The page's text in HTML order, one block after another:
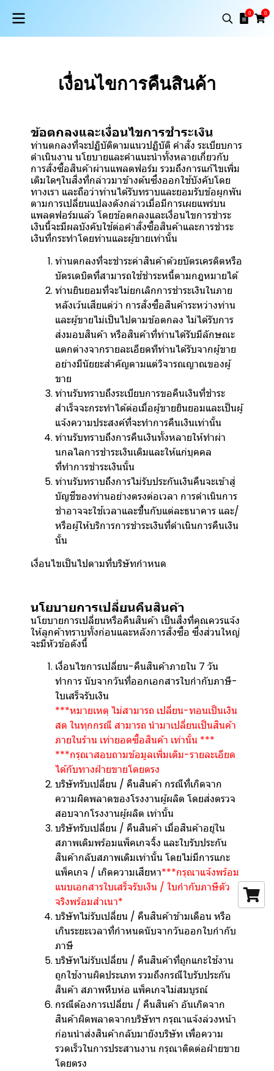
0 0
เงื่อนไขการคืนสินค้า
ข้อตกลงและเงื่อนไขการชำระเงิน
ท่านตกลงที่จะปฏิบัติตามแนวปฏิบัติ คำสั่ง ระเบียบการ
ดำเนินงาน นโยบายและคำแนะนำทั้งหลายเกี่ยวกับ
การสั่งซื้อสินค้าผ่านแพลตฟอร์ม รวมถึงการแก้ไขเพิ่ม
เติมใดๆในสิ่งที่กล่าวมาข้างต้นซึ่งออกใช้บังคับโดย
ทางเรา และถือว่าท่านได้รับทราบและยอมรับข้อผูกพัน
ตามการเปลี่ยนแปลงดังกล่าวเมื่อมีการเผยแพร่บน
แพลตฟอร์มแล้ว โดยข้อตกลงและเงื่อนไขการชำระ
เงินนี้จะมีผลบังคับใช้ต่อคำสั่งซื้อสินค้าและการชำระ
เงินที่กระทำโดยท่านและผู้ขายเท่านั้น
ท่านตกลงที่จะชำระค่าสินค้าด้วยบัตรเครดิตหรือ
บัตรเดบิตที่สามารถใช้ชำระหนี้ตามกฎหมายได้
ท่านยินยอมที่จะไม่ยกเลิกการชำระเงินในภาย
หลังเว้นเสียแต่ว่า การสั่งซื้อสินค้าระหว่างท่าน
และผู้ขายไม่เป็นไปตามข้อตกลง ไม่ได้รับการ
ส่งมอบสินค้า หรือสินค้าที่ท่านได้รับมีลักษณะ
แตกต่างจากรายละเอียดทีท่านได้รับจากผู้ขาย
อย่างมีนัยยะสำคัญตามแต่วิจารณญาณของผู้
ขาย
ท่านรับทราบถึงระเบียบการขอคืนเงินที่ชำระ
สำเร็จจะกระทำได้ต่อเมื่อผู้ขายยินยอมและเป็นผู้
แจ้งความประสงค์ที่จะทำการคืนเงินเท่านั้น
ท่านรับทราบถึงการคืนเงินทั้งหลายให้ทำผ่า
นกลไลการชำระเงินเดิมและให้แก่บุคคล
ที่ทำการชำระเงินนั้น
ท่านรับทราบถึงการไม่รับประกันเงินคืนจะเข้าสู่
บัญชีของท่านอย่างตรงต่อเวลา การดำเนินการ
ชำอาจจะใช้เวลาและขึ้นกับแต่ละธนาคาร และ/
หรือผู้ให้บริการการชำระเงินที่ดำเนินการคืนเงิน
นั้น
เงื่อนไขเป็นไปตามที่บริษัทกำหนด
นโยบายการเปลี่ยนคืนสินค้า
นโยบายการเปลี่ยนหรือคืนสินค้า เป็นสิ่งที่คุณควรแจ้ง
ให้ลูกค้าทราบทั้งก่อนและหลังการสั่งซื้อ ซึ่งส่วนใหญ่
จะมีหัวข้อดังนี้
เงื่อนไขการเปลี่ยน-คืนสินค้าภายใน 7 วัน
ทำการ นับจากวันที่ออกเอกสารใบกำกับภาษี-
ใบเสร็จรับเงิน
***หมายเหตุ ไม่สามารถ เปลี่ยน-ทอนเป็นเงิน
สด ในทุกกรณี สามารถ นำมาเปลี่ยนเป็นสินค้า
ภายในร้าน เท่ายอดซื้อสินค้า เท่านั้น ***
***กรุณาสอบถามข้อมูลเพิ่มเติม-รายละเอียด
ได้กับทางฝ่ายขายโดยตรง
บริษัทรับเปลี่ยน / คืนสินค้า กรณีที่เกิดจาก
ความผิดพลาดของโรงงานผู้ผลิต โดยส่งตรวจ
สอบจากโรงงานผู้ผลิต เท่านั้น
บริษัทรับเปลี่ยน / คืนสินค้า เมื่อสินค้าอยู่ใน
สภาพเดิมพร้อมแพ็คเกจจิ้ง และใบรับประกัน
สินค้ากลับสภาพเดิมเท่านั้น โดยไม่มีการแกะ
แพ็คเกจ / เกิดความเสียหา***กรุณาแจ้งพร้อม
แนบเอกสารใบเสร็จรับเงิน / ใบกำกับภาษีตัว
จริงพร้อมสำเนา*
บริษัทไม่รับเปลี่ยน / คืนสินค้าข้ามเดือน หรือ
เกินระยะเวลาที่กำหนดนับจากวันออกใบกำกับ
ภาษี
บริษัทไม่รับเปลี่ยน / คืนสินค้าที่ถูกแกะใช้งาน
ถูกใช้งานผิดประเภท รวมถึงกรณีใบรับประกัน
สินค้า สภาพหีบห่อ แพ็คเกจไม่สมบูรณ์
กรณีต้องการเปลี่ยน / คืนสินค้า อันเกิดจาก
สินค้าผิดพลาดจากบริษัทฯ กรุณาแจ้งล่วงหน้า
ก่อนนำส่งสินค้ากลับมายังบริษัท เพื่อความ
รวดเร็วในการประสานงาน กรุณาติดต่อฝ่ายขาย
โดยตรง